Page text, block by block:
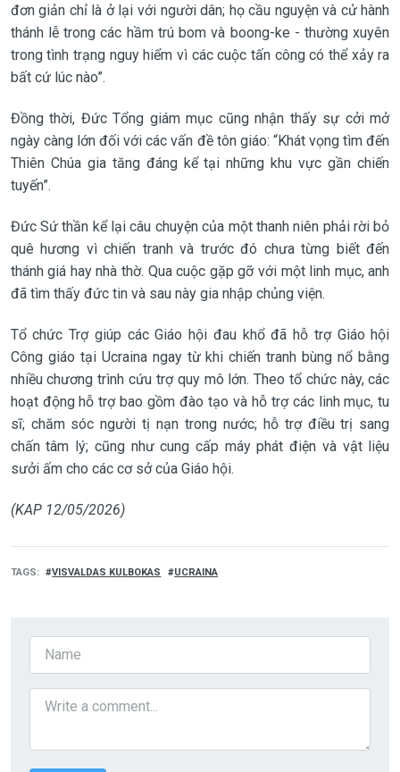
đơn giản chỉ là ở lại với người dân; họ cầu nguyện và cử hành
thánh lễ trong các hầm trú bom và boong-ke - thường xuyên
trong tình trạng nguy hiểm vì các cuộc tấn công có thể xảy ra
bất cứ lúc nào”.
Đồng thời, Đức Tổng giám mục cũng nhận thấy sự cởi mở
ngày càng lớn đối với các vấn đề tôn giáo: “Khát vọng tìm đến
Thiên Chúa gia tăng đáng kể tại những khu vực gần chiến
tuyến”.
Đức Sứ thần kể lại câu chuyện của một thanh niên phải rời bỏ
quê hương vì chiến tranh và trước đó chưa từng biết đến
thánh giá hay nhà thờ. Qua cuộc gặp gỡ với một linh mục, anh
đã tìm thấy đức tin và sau này gia nhập chủng viện.
Tổ chức Trợ giúp các Giáo hội đau khổ đã hỗ trợ Giáo hội
Công giáo tại Ucraina ngay từ khi chiến tranh bùng nổ bằng
nhiều chương trình cứu trợ quy mô lớn. Theo tổ chức này, các
hoạt động hỗ trợ bao gồm đào tạo và hỗ trợ các linh mục, tu
sĩ; chăm sóc người tị nạn trong nước; hỗ trợ điều trị sang
chấn tâm lý; cũng như cung cấp máy phát điện và vật liệu
sưởi ấm cho các cơ sở của Giáo hội.
(KAP 12/05/2026)
TAGS VISVALDAS KULBOKAS UCRAINA